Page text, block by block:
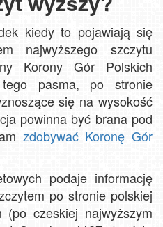
kiedy to pojawiają się
najwyższego szczytu
Korony Gór Polskich
tego pasma, po stronie
się na wysokość
powinna być brana pod
zdobywać Koronę Gór
podaje informację
po stronie polskiej
czeskiej najwyższym